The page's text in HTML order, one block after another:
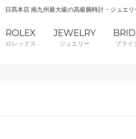
日髙本店 南九州最大級の高級腕時計・ジュエ
ROLEX
ロレックス
JEWELRY
ジュエリー ブライ